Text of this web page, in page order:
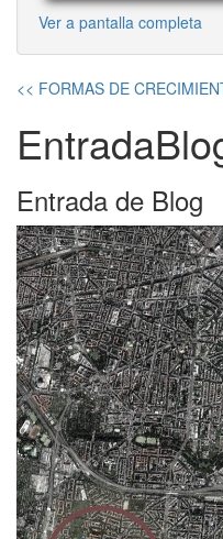
Ver a pantalla completa
<< FORMAS DE
Entrada de Blog